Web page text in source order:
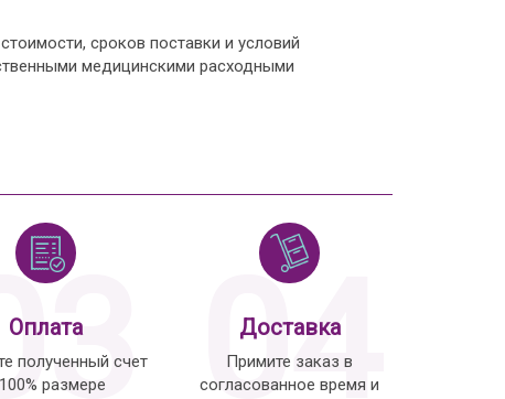
сроков поставки и условий
медицинскими расходными
Оплата
полученный счет
размере
04
Доставка
Примите заказ в
согласованное время и